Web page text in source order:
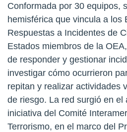
Conformada por 30 equipos,
hemisférica que vincula a los
Respuestas a Incidentes de
Estados miembros de la
de responder y gestionar
investigar cómo ocurrieron
repitan y realizar actividades
de riesgo. La red surgió en el
iniciativa del Comité
Terrorismo, en el marco del